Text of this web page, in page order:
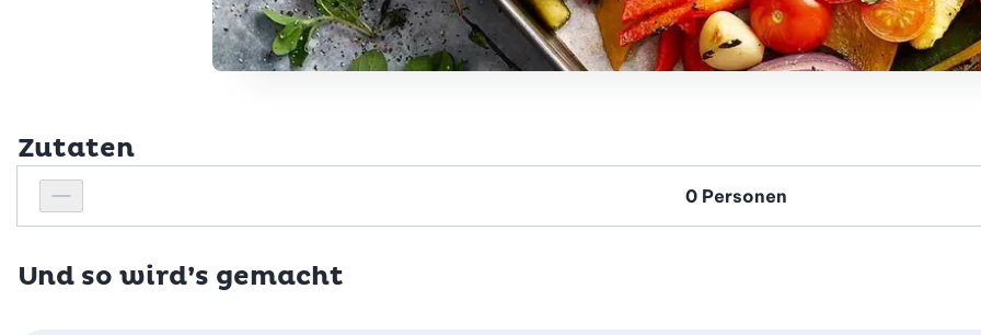
Zutaten
Personenanzahl verringern
Personenanzahl
Und so wird’s gemacht